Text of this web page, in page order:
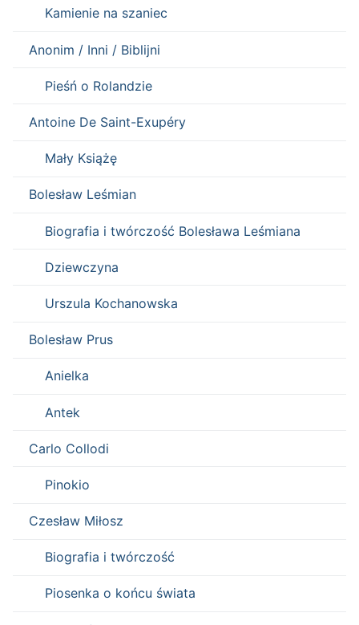
Kamienie na szaniec
Anonim / Inni / Biblijni
Pieśń o Rolandzie
Antoine De Saint-Exupéry
Mały Książę
Bolesław Leśmian
Biografia i twórczość Bolesława Leśmiana
Dziewczyna
Urszula Kochanowska
Bolesław Prus
Anielka
Antek
Carlo Collodi
Pinokio
Czesław Miłosz
Biografia i twórczość
Piosenka o końcu świata